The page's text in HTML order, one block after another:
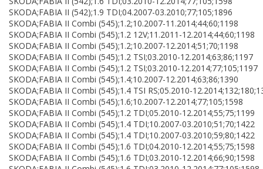
SKODA;FABIA II (542);1.9 TDI;04.2007-03.2010;77;105;1896
SKODA;FABIA II Combi (545);1.2;10.2007-11.2014;44;60;1198
SKODA;FABIA II Combi (545);1.2 12V;11.2011-12.2014;44;60;1198
SKODA;FABIA II Combi (545);1.2;10.2007-12.2014;51;70;1198
SKODA;FABIA II Combi (545);1.2 TSI;03.2010-12.2014;63;86;1197
SKODA;FABIA II Combi (545);1.2 TSI;03.2010-12.2014;77;105;1197
SKODA;FABIA II Combi (545);1.4;10.2007-12.2014;63;86;1390
SKODA;FABIA II Combi (545);1.4 TSI RS;05.2010-
SKODA;FABIA II Combi (545);1.6;10.2007-12.2014;77;105;1598
SKODA;FABIA II Combi (545);1.2 TDI;05.2010-12.2014;55;75;1199
SKODA;FABIA II Combi (545);1.4 TDI;10.2007-03.2010;51;70;1422
SKODA;FABIA II Combi (545);1.4 TDI;10.2007-03.2010;59;80;1422
SKODA;FABIA II Combi (545);1.6 TDI;04.2010-12.2014;55;75;1598
SKODA;FABIA II Combi (545);1.6 TDI;03.2010-12.2014;66;90;1598